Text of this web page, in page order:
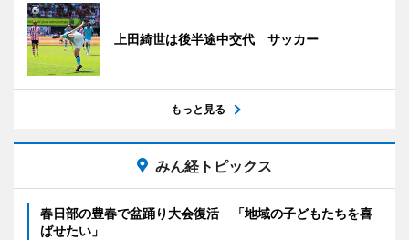
上田綺世は後半途中交代 サッカー
もっと見る
みん経トピックス
春日部の豊春で盆踊り大会復活 「地域の子どもたちを喜
ばせたい」